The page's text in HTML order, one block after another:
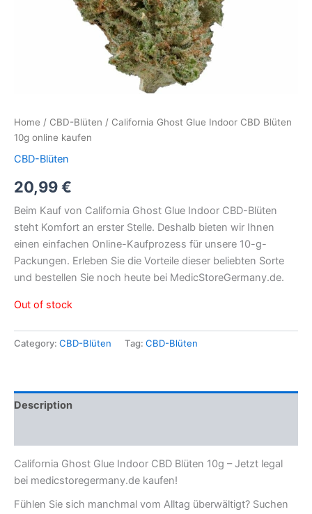
Home / CBD-Blüten / California Ghost Glue Indoor CBD Blüten
10g online kaufen
CBD-Blüten
20,99€
Beim Kauf von California Ghost Glue Indoor CBD-Blüten
steht Komfort an erster Stelle. Deshalb bieten wir Ihnen
einen einfachen Online-Kaufprozess für unsere 10-g-
Packungen. Erleben Sie die Vorteile dieser beliebten Sorte
und bestellen Sie noch heute bei MedicStoreGermany.de.
Out of stock
Category: CBD-Blüten Tag: CBD-Blüten
Description
California Ghost Glue Indoor CBD Blüten 10g – Jetzt legal
bei medicstoregermany.de kaufen!
Fühlen Sie sich manchmal vom Alltag überwältigt? Suchen